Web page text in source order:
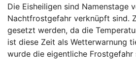
Die Eisheiligen sind Namenstage
Nachtfrostgefahr verknüpft sind.
gesetzt werden, da die
ist diese Zeit als Wetterwarnung
wurde die eigentliche